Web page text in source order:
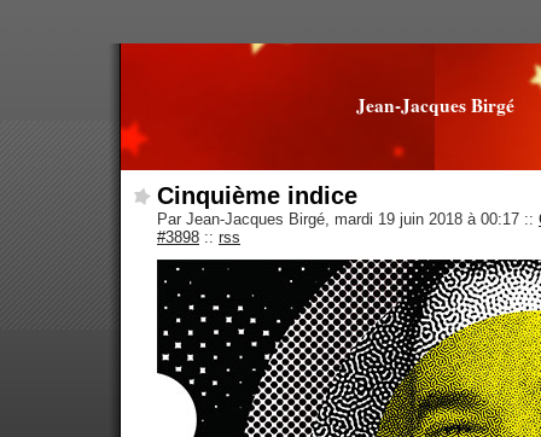
Jean-Jacques Birgé
Cinquième indice
Par Jean-Jacques Birgé, mardi 19 juin 2018 à 00:17 ::
#3898 :: rss